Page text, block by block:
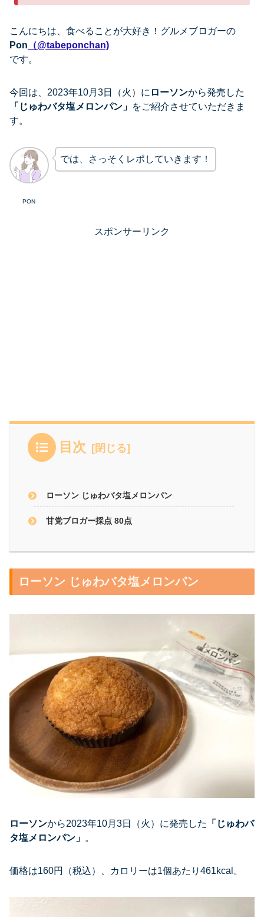
こんにちは、 食べることが大好き！グルメブロガーの
Pon （@tabeponchan)
です。
今回は、2023年10月3日（火）に ローソンから発売した
「じゅわバタ塩メロンパン」 をご紹介させていただきま
す。
PON
では、さっそくレポしていきます！
スポンサーリンク
目次
ローソン じゅわバタ塩メロンパン
甘党ブロガー採点 80点
ローソン じゅわバタ塩メロンパン
ローソンから2023年10月3日（火）に発売した
「じゅわバ
タ塩メロンパン」 。
価格は160円（税込）、カロリーは1個あたり461kcal。